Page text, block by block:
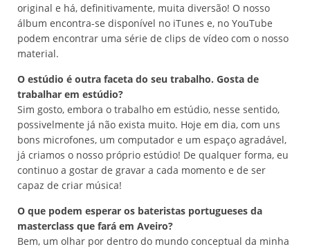
original e há, definitivamente, muita diversão! O nosso
álbum encontra-se disponível no iTunes e, no YouTube
podem encontrar uma série de clips de vídeo com o nosso
material.
O estúdio é outra faceta do seu trabalho. Gosta de
trabalhar em estúdio?
Sim gosto, embora o trabalho em estúdio, nesse sentido,
possivelmente já não exista muito. Hoje em dia, com uns
bons microfones, um computador e um espaço agradável,
já criamos o nosso próprio estúdio! De qualquer forma, eu
continuo a gostar de gravar a cada momento e de ser
capaz de criar música!
O que podem esperar os bateristas portugueses da
masterclass que fará em Aveiro?
Bem, um olhar por dentro do mundo conceptual da minha